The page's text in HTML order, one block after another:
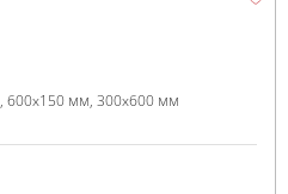
600x150 мм 300x600 мм